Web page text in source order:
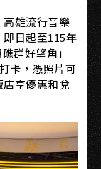
雄流行音樂
日起至115年
群好望角」
卡，憑照片可
享優惠和兌